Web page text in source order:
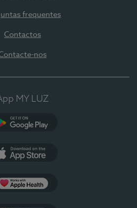
frequentes
Contactos
nos
MY LUZ